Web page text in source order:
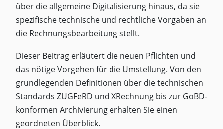
über die allgemeine Digitalisierung hinaus, da sie
spezifische technische und rechtliche Vorgaben an
die Rechnungsbearbeitung stellt.
Dieser Beitrag erläutert die neuen Pflichten und
das nötige Vorgehen für die Umstellung. Von den
grundlegenden Definitionen über die technischen
Standards ZUGFeRD und XRechnung bis zur GoBD-
konformen Archivierung erhalten Sie einen
geordneten Überblick.